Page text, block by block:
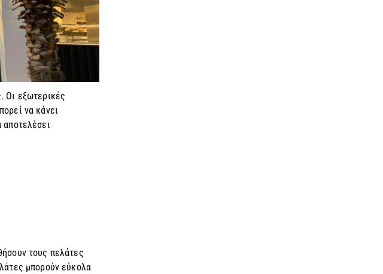
Οι εξωτερικές
να κάνει
αποτελέσει
τους πελάτες
μπορούν εύκολα